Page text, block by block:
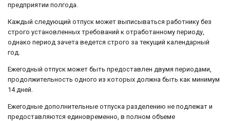
предприятии полгода.
Каждый следующий отпуск может выписываться работнику без
строго установленных требований к отработанному периоду,
однако период зачета ведется строго за текущий календарный
год.
Ежегодный отпуск может быть предоставлен двумя периодами,
продолжительность одного из которых должна быть как минимум
14 дней.
Ежегодные дополнительные отпуска разделению не подлежат и
предоставляются единовременно, в полном объеме